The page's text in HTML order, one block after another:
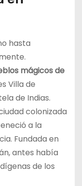
hasta
mágicos de
Villa de
de Indias.
colonizada
a la
Fundada en
antes había
de los